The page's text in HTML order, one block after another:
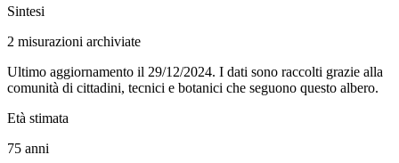
Sintesi
2 misurazioni archiviate
Ultimo aggiornamento il 29/12/2024. I dati sono raccolti grazie alla
comunità di cittadini, tecnici e botanici che seguono questo albero.
Età stimata
75 anni